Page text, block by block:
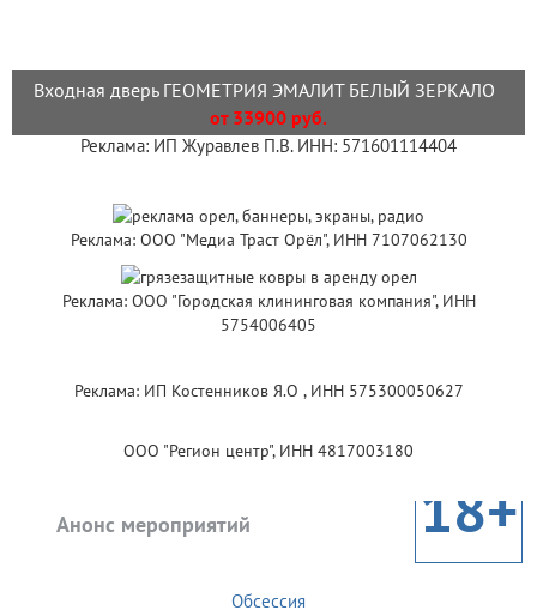
Входная дверь ГЕОМЕТРИЯ ЭМАЛИТ БЕЛЫЙ ЗЕРКАЛО
от 33900 руб.
Реклама: ИП Журавлев П.В. ИНН: 571601114404
Реклама: ООО "Медиа Траст Орёл", ИНН 7107062130
Реклама: ООО "Городская клининговая компания", ИНН
5754006405
Реклама: ИП Костенников Я.О , ИНН 575300050627
ООО "Регион центр", ИНН 4817003180
Анонс мероприятий 18+
Обсессия